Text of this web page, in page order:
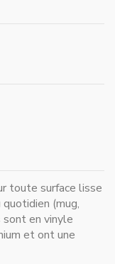
toute surface lisse
(mug,
sont en vinyle
et ont une